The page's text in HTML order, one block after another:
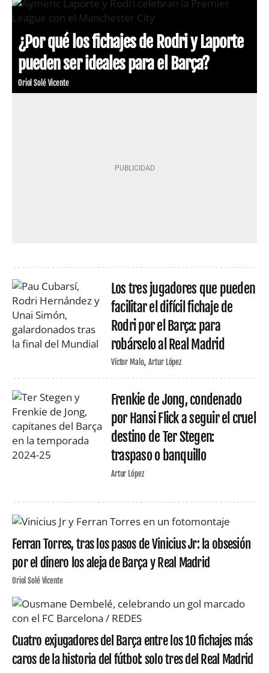
¿Por qué los fichajes de Rodri y Laporte
pueden ser ideales para el Barça?
Oriol Solé Vicente
Los tres jugadores que pueden
facilitar el difícil fichaje de
Rodri por el Barça: para
robárselo al Real Madrid
Víctor Malo Artur López
Frenkie de Jong, condenado
por Hansi Flick a seguir el cruel
destino de Ter Stegen:
traspaso o banquillo
Artur López
Ferran Torres, tras los pasos de Vinicius Jr: la obsesión
por el dinero los aleja de Barça y Real Madrid
Oriol Solé Vicente
Cuatro exjugadores del Barça entre los 10 fichajes más
caros de la historia del fútbol: solo tres del Real Madrid